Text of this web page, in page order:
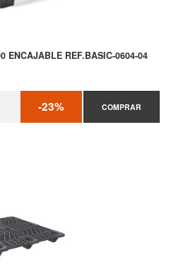
ENCAJABLE REF.BASIC-0604-04
-23% COMPRAR